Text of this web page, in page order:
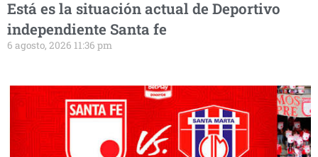
Está es la situación actual de Deportivo
independiente Santa fe
6 agosto, 2026 11:36 pm